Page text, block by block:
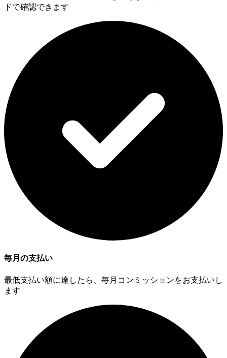
ドで確認できます
毎月の支払い
最低支払い額に達したら、毎月コンミッションをお支払いし
ます